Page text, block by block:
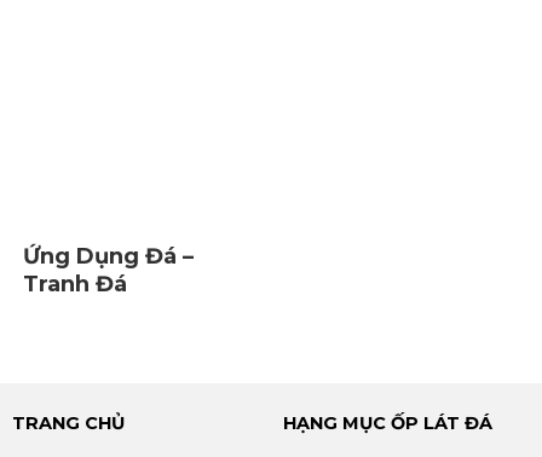
Ứng Dụng Đá –
Tranh Đá
TRANG CHỦ HẠNG MỤC ỐP LÁT ĐÁ